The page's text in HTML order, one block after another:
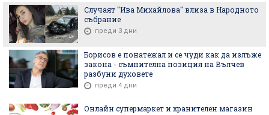
Случаят "Ива Михайлова" влиза в Народното
събрание
преди 3 дни
Борисов е понатежал и се чуди как да излъже
закона - съмнителна позиция на Вълчев
разбуни духовете
преди 4 дни
Онлайн супермаркет и хранителен магазин